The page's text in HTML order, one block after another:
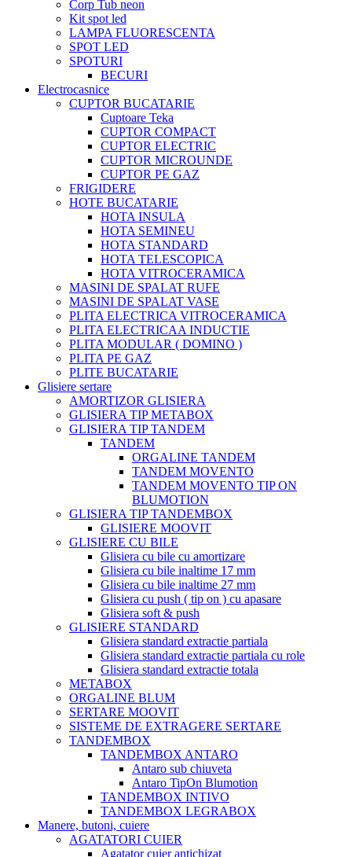
Corp Tub neon
Kit spot led
LAMPA FLUORESCENTA
SPOT LED
SPOTURI
BECURI
Electrocasnice
CUPTOR BUCATARIE
Cuptoare Teka
CUPTOR COMPACT
CUPTOR ELECTRIC
CUPTOR MICROUNDE
CUPTOR PE GAZ
FRIGIDERE
HOTE BUCATARIE
HOTA INSULA
HOTA SEMINEU
HOTA STANDARD
HOTA TELESCOPICA
HOTA VITROCERAMICA
MASINI DE SPALAT RUFE
MASINI DE SPALAT VASE
PLITA ELECTRICA VITROCERAMICA
PLITA ELECTRICAA INDUCTIE
PLITA MODULAR ( DOMINO )
PLITA PE GAZ
PLITE BUCATARIE
Glisiere sertare
AMORTIZOR GLISIERA
GLISIERA TIP METABOX
GLISIERA TIP TANDEM
TANDEM
ORGALINE TANDEM
TANDEM MOVENTO
TANDEM MOVENTO TIP ON
BLUMOTION
GLISIERA TIP TANDEMBOX
GLISIERE MOOVIT
GLISIERE CU BILE
Glisiera cu bile cu amortizare
Glisiera cu bile inaltime 17 mm
Glisiera cu bile inaltime 27 mm
Glisiera cu push ( tip on ) cu apasare
Glisiera soft & push
GLISIERE STANDARD
Glisiera standard extractie partiala
Glisiera standard extractie partiala cu role
Glisiera standard extractie totala
METABOX
ORGALINE BLUM
SERTARE MOOVIT
SISTEME DE EXTRAGERE SERTARE
TANDEMBOX
TANDEMBOX ANTARO
Antaro sub chiuveta
Antaro TipOn Blumotion
TANDEMBOX INTIVO
TANDEMBOX LEGRABOX
Manere, butoni, cuiere
AGATATORI CUIER
Agatator cuier antichizat